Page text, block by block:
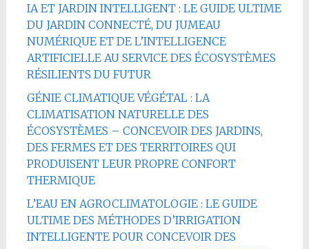
IA ET JARDIN INTELLIGENT : LE GUIDE ULTIME
DU JARDIN CONNECTÉ, DU JUMEAU
NUMÉRIQUE ET DE L’INTELLIGENCE
ARTIFICIELLE AU SERVICE DES ÉCOSYSTÈMES
RÉSILIENTS DU FUTUR
GÉNIE CLIMATIQUE VÉGÉTAL : LA
CLIMATISATION NATURELLE DES
ÉCOSYSTÈMES – CONCEVOIR DES JARDINS,
DES FERMES ET DES TERRITOIRES QUI
PRODUISENT LEUR PROPRE CONFORT
THERMIQUE
L’EAU EN AGROCLIMATOLOGIE : LE GUIDE
ULTIME DES MÉTHODES D’IRRIGATION
INTELLIGENTE POUR CONCEVOIR DES